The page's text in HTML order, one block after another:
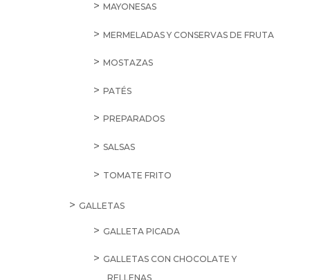
MAYONESAS
MERMELADAS Y CONSERVAS DE FRUTA
MOSTAZAS
PATÉS
PREPARADOS
SALSAS
TOMATE FRITO
GALLETAS
GALLETA PICADA
GALLETAS CON CHOCOLATE Y
RELLENAS